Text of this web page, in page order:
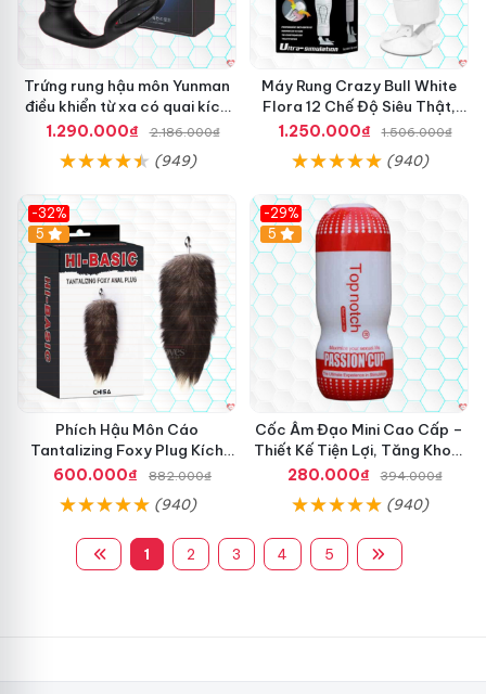
Trứng rung hậu môn Yunman
điều khiển từ xa có quai kích
thích
1.290.000₫ 2.186.000₫
(949)
Máy Rung Crazy Bull White
Flora 12 Chế Độ Siêu Thật,
Kích Thích
1.250.000₫ 1.506.000₫
(940)
-32%
Hot
5
Phích Hậu Môn Cáo
Tantalizing Foxy Plug Kích
Thích Siêu Phê
600.000₫ 882.000₫
(940)
-29%
5
Cốc Âm Đạo Mini Cao Cấp –
Thiết Kế Tiện Lợi, Tăng Khoái
Cảm
280.000₫ 394.000₫
(940)
1 2 3 4 5